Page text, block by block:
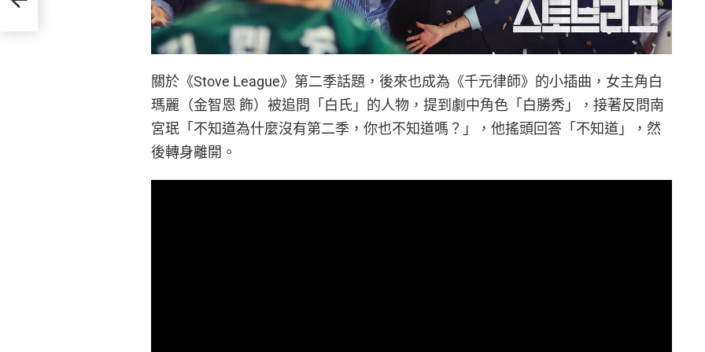
關於《Stove League》第二季話題，後來也成為《千元律師》的小插曲，女主角白
瑪麗（金智恩 飾）被追問「白氏」的人物，提到劇中角色「白勝秀」，接著反問南
宮珉「不知道為什麼沒有第二季，你也不知道嗎？」，他搖頭回答「不知道」，然
後轉身離開。